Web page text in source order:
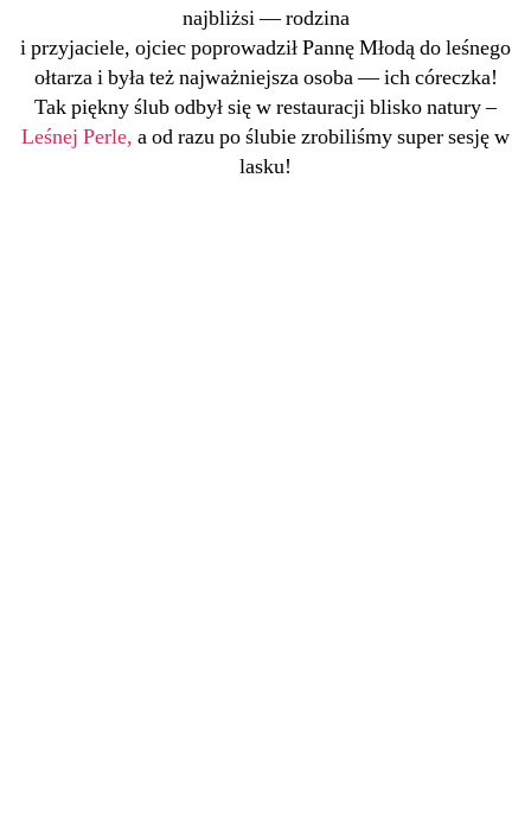
najbliżsi — rodzina
i przyjaciele, ojciec poprowadził Pannę Młodą do leśnego
ołtarza i była też najważniejsza osoba — ich córeczka!
Tak piękny ślub odbył się w restauracji blisko natury –
Leśnej Perle, a od razu po ślubie zrobiliśmy super sesję w
lasku!